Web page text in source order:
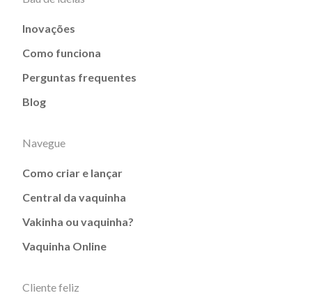
Inovações
Como funciona
Perguntas frequentes
Blog
Navegue
Como criar e lançar
Central da vaquinha
Vakinha ou vaquinha?
Vaquinha Online
Cliente feliz